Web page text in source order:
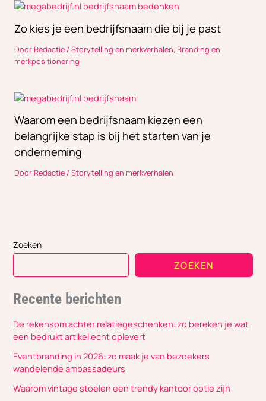
Zo kies je een bedrijfsnaam die bij je past
DoorRedactie / Storytelling en merkverhalen, Branding en
merkpositionering
Waarom een bedrijfsnaam kiezen een
belangrijke stap is bij het starten van je
onderneming
DoorRedactie / Storytelling en merkverhalen
Zoeken
ZOEKEN
Recente berichten
De rekensom achter relatiegeschenken: zo bereken je wat
een bedrukt artikel echt oplevert
Eventbranding in 2026: zo maak je van bezoekers
wandelende ambassadeurs
Waarom vintage stoelen een trendy kantoor optie zijn